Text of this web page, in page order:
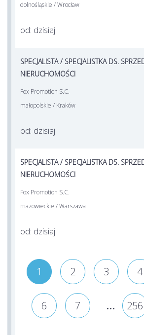
dolnośląskie / Wrocław
od: dzisiaj
SPECJALISTA / SPECJALISTKA DS.
NIERUCHOMOŚCI
Fox Promotion S.C.
małopolskie / Kraków
od: dzisiaj
SPECJALISTA / SPECJALISTKA DS.
NIERUCHOMOŚCI
Fox Promotion S.C.
mazowieckie / Warszawa
od: dzisiaj
1 2 3 4
6 7 ... 256